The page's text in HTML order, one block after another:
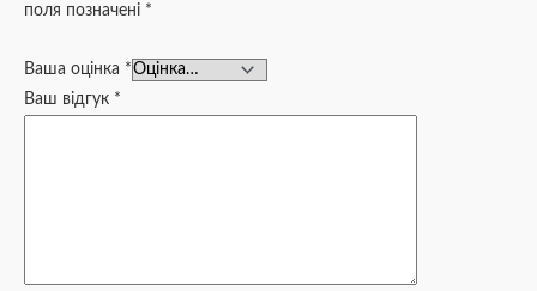
поля позначені *
Ваша оцінка *
Ваш відгук *